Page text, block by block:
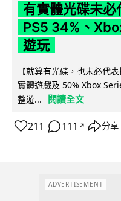
有實體光碟未必
PS5 34%、
遊玩
【就算有光碟，也未必代
實體遊戲及 50% Xbox
整遊...
閱讀全文
211 111 ↗ 分享
ADVERTISEMENT